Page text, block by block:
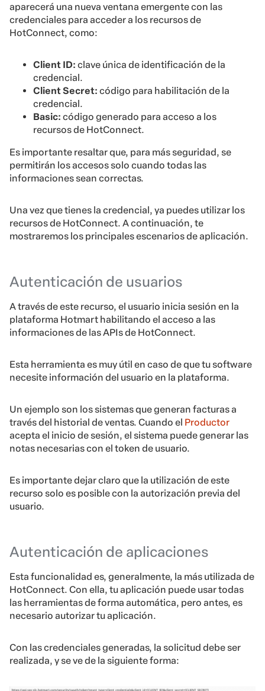
aparecerá una nueva ventana emergente con las
credenciales para acceder a los recursos de
HotConnect, como:
Client ID: clave única de identificación de la
credencial.
Client Secret: código para habilitación de la
credencial.
Basic: código generado para acceso a los
recursos de HotConnect.
Es importante resaltar que, para más seguridad, se
permitirán los accesos solo cuando todas las
informaciones sean correctas.
Una vez que tienes la credencial, ya puedes utilizar los
recursos de HotConnect. A continuación, te
mostraremos los principales escenarios de aplicación.
Autenticación de usuarios
A través de este recurso, el usuario inicia sesión en la
plataforma Hotmart habilitando el acceso a las
informaciones de las APIs de HotConnect.
Esta herramienta es muy útil en caso de que tu software
necesite información del usuario en la plataforma.
Un ejemplo son los sistemas que generan facturas a
través del historial de ventas. Cuando el Productor
acepta el inicio de sesión, el sistema puede generar las
notas necesarias con el token de usuario.
Es importante dejar claro que la utilización de este
recurso solo es posible con la autorización previa del
usuario.
Autenticación de aplicaciones
Esta funcionalidad es, generalmente, la más utilizada de
HotConnect. Con ella, tu aplicación puede usar todas
las herramientas de forma automática, pero antes, es
necesario autorizar tu aplicación.
Con las credenciales generadas, la solicitud debe ser
realizada, y se ve de la siguiente forma: